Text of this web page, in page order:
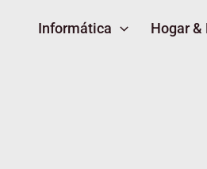
Informática Hogar &